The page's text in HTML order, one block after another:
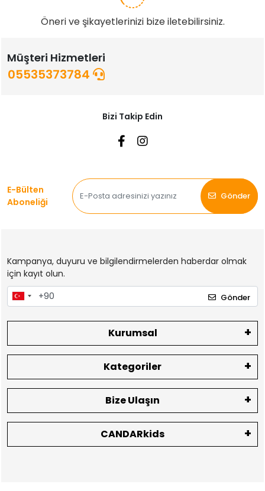
Öneri ve şikayetlerinizi bize iletebilirsiniz.
Müşteri Hizmetleri
05535373784
Bizi Takip Edin
E-Bülten
Aboneliği
Gönder
Kampanya, duyuru ve bilgilendirmelerden haberdar olmak
için kayıt olun.
Gönder
Kurumsal
Kategoriler
Bize Ulaşın
CANDARkids